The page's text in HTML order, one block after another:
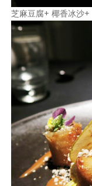
芝麻豆腐+ 椰香冰沙